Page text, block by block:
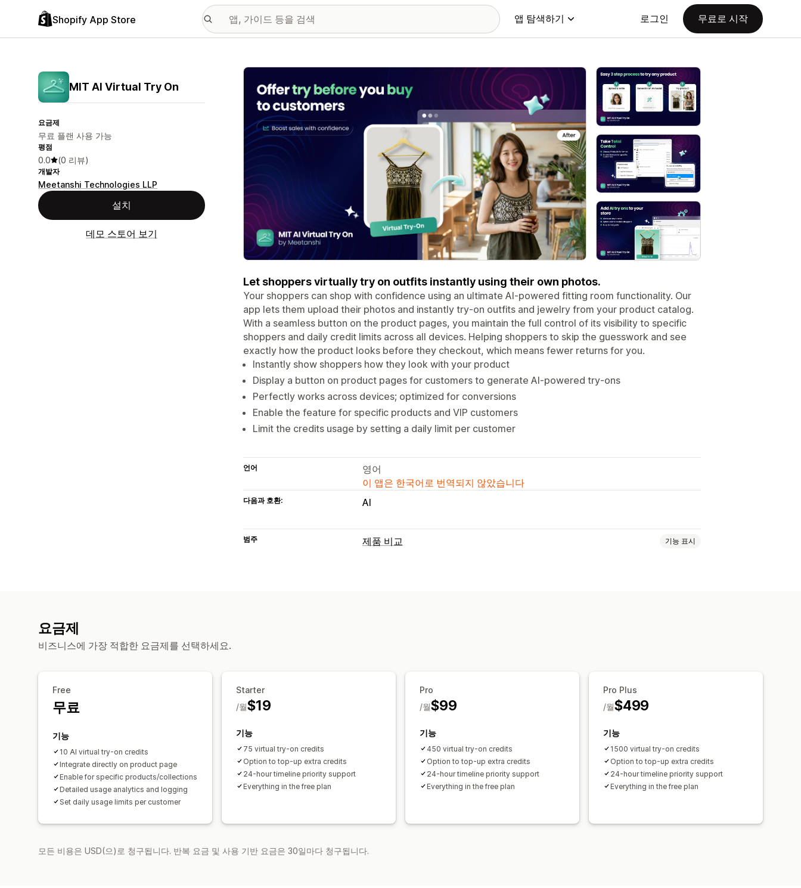
Shopify App Store 앱 탐색하기 로그인 무료로 시작
MIT AI Virtual Try On
요금제
무료 플랜 사용 가능
평점
0.0 (0 리뷰)
개발자
Meetanshi Technologies LLP
설치
데모 스토어 보기
추천 이미지 갤러리
Let shoppers virtually try on outfits instantly using their own photos.
Your shoppers can shop with confidence using an ultimate AI-powered fitting room functionality. Our
app lets them upload their photos and instantly try-on outfits and jewelry from your product catalog.
With a seamless button on the product pages, you maintain the full control of its visibility to specific
shoppers and daily credit limits across all devices. Helping shoppers to skip the guesswork and see
exactly how the product looks before they checkout, which means fewer returns for you.
Instantly show shoppers how they look with your product
Display a button on product pages for customers to generate AI-powered try-ons
Perfectly works across devices; optimized for conversions
Enable the feature for specific products and VIP customers
Limit the credits usage by setting a daily limit per customer
언어
영어
이 앱은 한국어로 번역되지 않았습니다
다음과 호환: AI
범주 제품 비교 기능 표시
요금제
비즈니스에 가장 적합한 요금제를 선택하세요.
Free
무료
기능
10 AI virtual try-on credits
Integrate directly on product page
Enable for specific products/collections
Detailed usage analytics and logging
Set daily usage limits per customer
Starter
$19
/월
기능
75 virtual try-on credits
Option to top-up extra credits
24-hour timeline priority support
Everything in the free plan
Pro
$99
/월
기능
450 virtual try-on credits
Option to top-up extra credits
24-hour timeline priority support
Everything in the free plan
Pro Plus
$499
/월
기능
1500 virtual try-on credits
Option to top-up extra credits
24-hour timeline priority support
Everything in the free plan
모든 비용은 USD(으)로 청구됩니다. 반복 요금 및 사용 기반 요금은 30일마다 청구됩니다.